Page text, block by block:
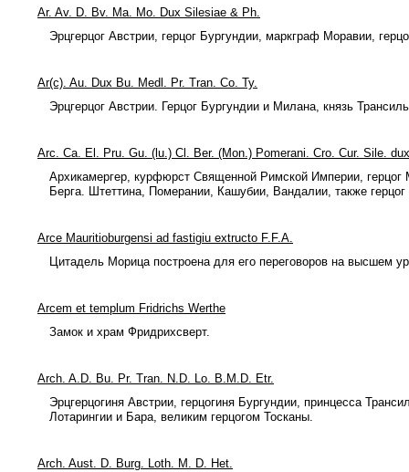
Ar. Av. D. Bv. Ma. Mo. Dux Silesiae & Ph.
Эрцгерцог Австрии, герцог Бургундии, маркграф Моравии,
Ar(c). Au. Dux Bu. Medl. Pr. Tran. Co. Ty.
Эрцгерцог Австрии. Герцог Бургундии и Милана, князь
Arc. Ca. El. Pru. Gu. (lu.) Cl. Ber. (Mon.) Pomerani. Cro. Cur. Sile. dux
Архикамергер, курфюрст Священной Римской Империи,
Берга. Штеттина, Померании, Кашубии, Вандалии, также
Arce Mauritioburgensi ad fastigiu extructo F.F.A.
Цитадель Морица построена для его переговоров на высшем
Arcem et templum Fridrichs Werthe
Замок и храм Фридрихсверт.
Arch. A.D. Bu. Pr. Tran. N.D. Lo. B.M.D. Etr.
Эрцгерцогиня Австрии, герцогиня Бургундии, принцесса
Лотарингии и Бара, великим герцогом Тосканы.
Arch. Aust. D. Burg. Loth. M. D. Het.